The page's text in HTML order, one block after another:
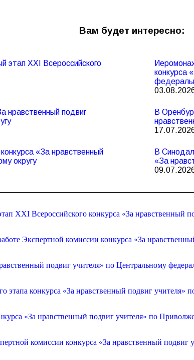
Вам будет интересно:
этап XXI Всероссийского
конкурса
нравственный подвиг
В
«За нравственный
округу
В
«За
XXI Всероссийского конкурса «За нравственный
Экспертной комиссии конкурса «За
подвиг учителя» по Центральному
этапа конкурса «За нравственный подвиг учителя»
«За нравственный подвиг учителя» по
комиссии конкурса «За нравственный подвиг